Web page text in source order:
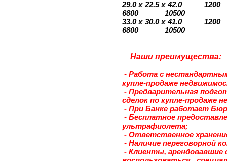
29.0 х 22.5 х
6800 10500
33.0 х 30.0 х
6800 10500
Наши преимущества:
- Работа с
купле-продаже
- Предварительная
сделок по купле-продаже
- При Банке работает
- Бесплатное
ультрафиолета;
- Ответственное
- Наличие переговорной
- Клиенты, арендовавшие